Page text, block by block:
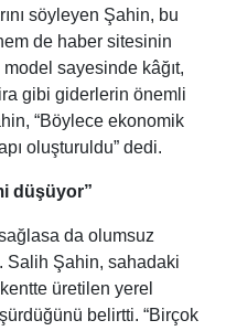
söyleyen Şahin, bu
de haber sitesinin
sayesinde kâğıt,
gibi giderlerin önemli
“Böylece ekonomik
oluşturuldu” dedi.
düşüyor”
da olumsuz
Salih Şahin, sahadaki
kentte üretilen yerel
belirtti. “Birçok